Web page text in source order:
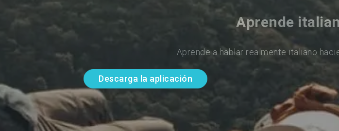
Aprende
Aprende a hablar realmente italiano
Descarga la aplicación